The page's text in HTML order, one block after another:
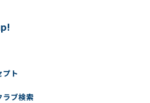
プト
ラブ検索